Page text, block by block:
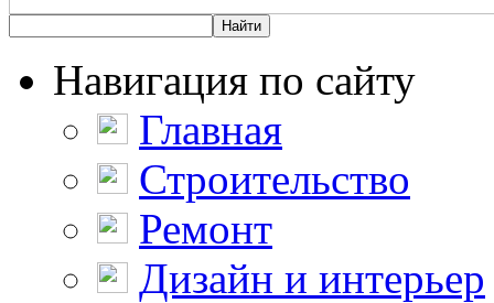
Навигация по сайту
Главная
Строительство
Ремонт
Дизайн и интерьер